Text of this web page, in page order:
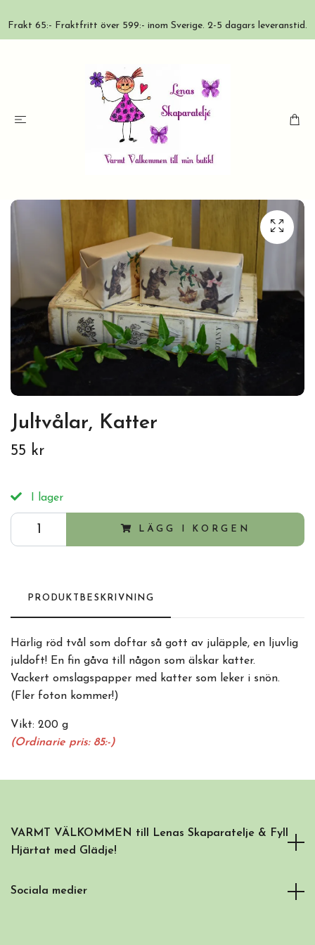
Frakt 65:- Fraktfritt över 599:- inom Sverige. 2-5 dagars leveranstid.
Jultvålar, Katter
55 kr
I lager
LÄGG I KORGEN
PRODUKTBESKRIVNING
Härlig röd tvål som doftar så gott av juläpple, en ljuvlig
juldoft! En fin gåva till någon som älskar katter.
Vackert omslagspapper med katter som leker i snön.
(Fler foton kommer!)
Vikt: 200 g
(Ordinarie pris: 85:-)
VARMT VÄLKOMMEN till Lenas Skaparatelje & Fyll
Hjärtat med Glädje!
Sociala medier